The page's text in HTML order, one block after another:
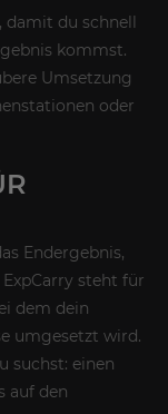
damit du schnell
kommst.
Umsetzung
oder
Endergebnis,
steht für
dem dein
umgesetzt wird.
suchst: einen
auf den